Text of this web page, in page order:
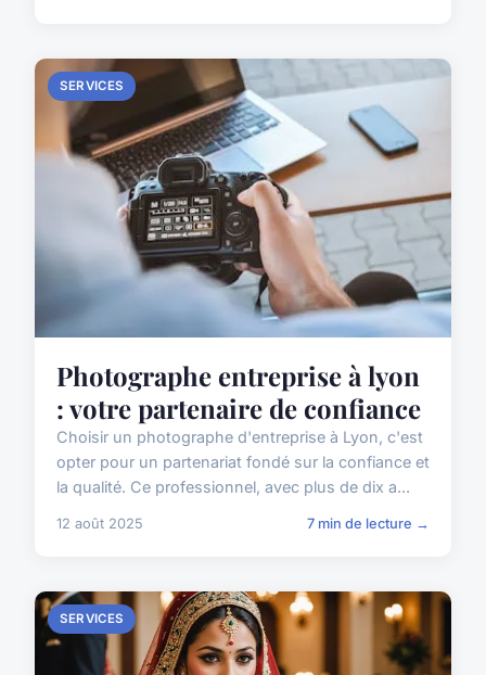
SERVICES
Photographe entreprise à lyon
: votre partenaire de confiance
Choisir un photographe d'entreprise à Lyon, c'est
opter pour un partenariat fondé sur la confiance et
la qualité. Ce professionnel, avec plus de dix a...
12 août 2025 7 min de lecture →
SERVICES